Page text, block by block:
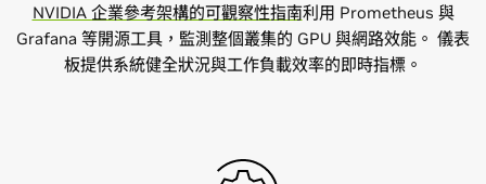
NVIDIA 企業參考架構的可觀察性指南利用 Prometheus 與
Grafana 等開源工具，監測整個叢集的 GPU 與網路效能。 儀表
板提供系統健全狀況與工作負載效率的即時指標。